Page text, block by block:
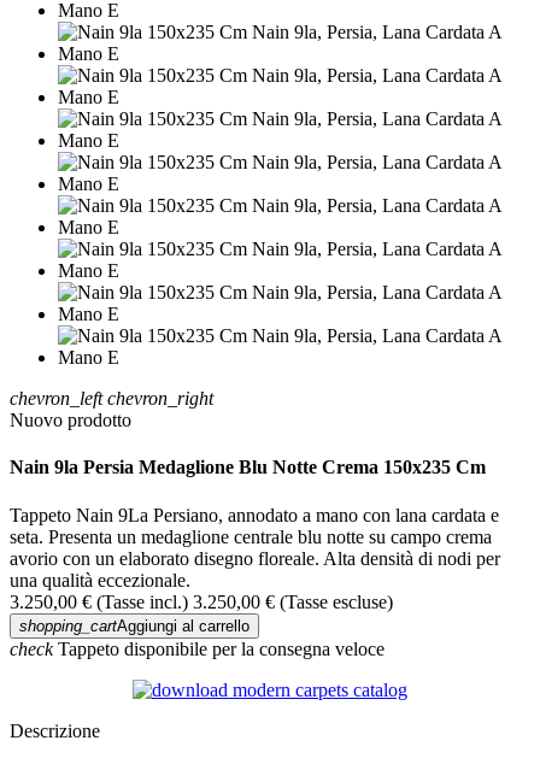
chevron_left chevron_right
Nuovo prodotto
Nain 9la Persia Medaglione Blu Notte Crema 150x235 Cm
Tappeto Nain 9La Persiano, annodato a mano con lana cardata e
seta. Presenta un medaglione centrale blu notte su campo crema
avorio con un elaborato disegno floreale. Alta densità di nodi per
una qualità eccezionale.
3.250,00 € (Tasse incl.) 3.250,00 € (Tasse escluse)
shopping_cartAggiungi al carrello
checkTappeto disponibile per la consegna veloce
Descrizione